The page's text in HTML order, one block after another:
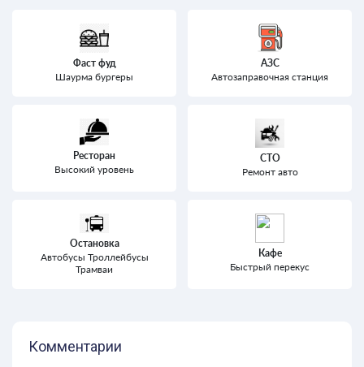
Фаст фуд
Шаурма бургеры
АЗС
Автозаправочная станция
Ресторан
Высокий уровень
СТО
Ремонт авто
Остановка
Автобусы Троллейбусы
Трамваи
Кафе
Быстрый перекус
Комментарии